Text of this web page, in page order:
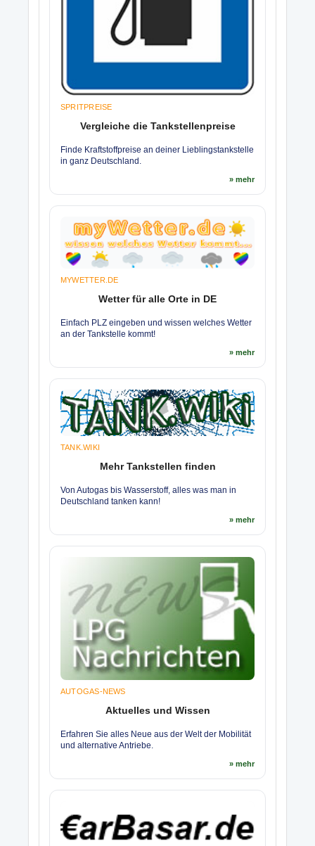
SPRITPREISE
Vergleiche die Tankstellenpreise
Finde Kraftstoffpreise an deiner Lieblingstankstelle
in ganz Deutschland.
» mehr
MYWETTER.DE
Wetter für alle Orte in DE
Einfach PLZ eingeben und wissen welches Wetter
an der Tankstelle kommt!
» mehr
TANK.WIKI
Mehr Tankstellen finden
Von Autogas bis Wasserstoff, alles was man in
Deutschland tanken kann!
» mehr
AUTOGAS-NEWS
Aktuelles und Wissen
Erfahren Sie alles Neue aus der Welt der Mobilität
und alternative Antriebe.
» mehr